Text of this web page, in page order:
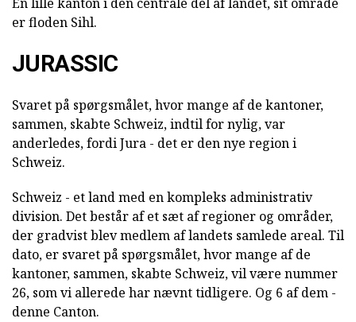
er floden Sihl.
JURASSIC
Svaret på spørgsmålet, hvor mange af de kantoner,
sammen, skabte Schweiz, indtil for nylig, var
anderledes, fordi Jura - det er den nye region i
Schweiz.
Schweiz - et land med en kompleks administrativ
division. Det består af et sæt af regioner og områder,
der gradvist blev medlem af landets samlede areal. Til
dato, er svaret på spørgsmålet, hvor mange af de
kantoner, sammen, skabte Schweiz, vil være nummer
26, som vi allerede har nævnt tidligere. Og 6 af dem -
denne Canton.